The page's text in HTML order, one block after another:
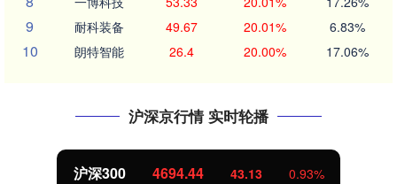
9 耐科装备 49.67 20.01% 6.83%
10 朗特智能 26.4 20.00% 17.06%
沪深京行情 实时轮播
沪深300 4694.44 43.13 0.93%